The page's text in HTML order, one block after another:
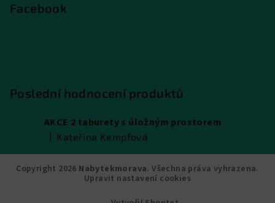
Facebook
Poslední hodnocení produktů
AKCE 2 taburety s úložným prostorem
Hodnocení produktu je 5 z 5 hvězdiček.
Kateřina Kempfová
Copyright 2026 Nabytekmorava. Všechna práva vyhrazena.
Upravit nastavení cookies